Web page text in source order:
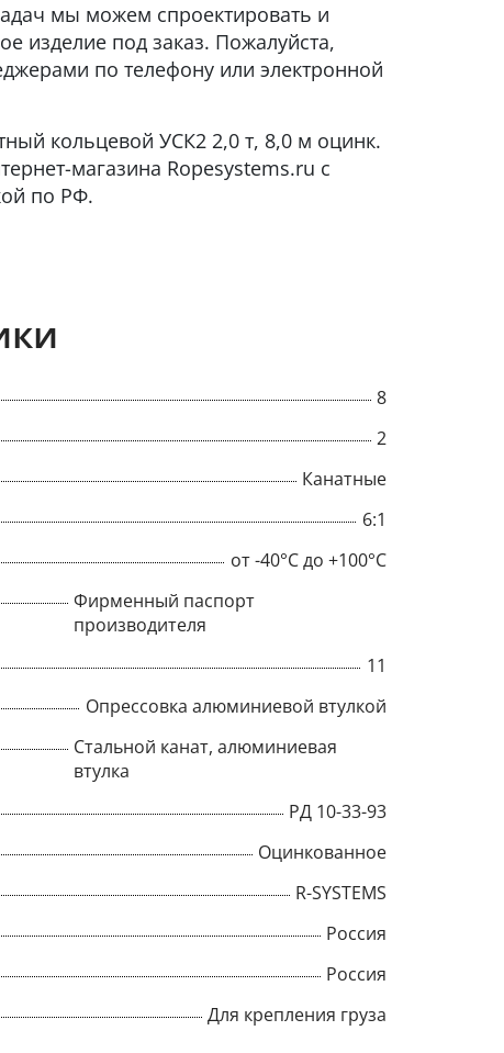
мы можем спроектировать и
изделие под заказ. Пожалуйста,
по телефону или электронной
кольцевой УСК2 2,0 т, 8,0 м оцинк.
магазина Ropesystems.ru с
по РФ.
8
2
Канатные
6:1
от -40°C до +100°C
Фирменный паспорт
производителя
11
Опрессовка алюминиевой втулкой
Стальной канат, алюминиевая
втулка
РД 10-33-93
Оцинкованное
R-SYSTEMS
Россия
Россия
Для крепления груза
Popup
Title